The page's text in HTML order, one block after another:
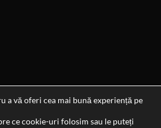
a vă oferi cea mai bună experiență pe
ce cookie-uri folosim sau le puteți